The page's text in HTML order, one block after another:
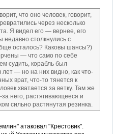
что оно человек, говорит,
через несколько
Я видел его — вернее, его
недавно столкнулись с
осталось? Каковы шансы?)
— что само по себе
судить, корабль был
— но на них видно, как что-
врат, что-то тянется к
хватается за ветку. Там же
него, растягивающееся и
сильно растянутая резинка.
атаковал "Крестовик".